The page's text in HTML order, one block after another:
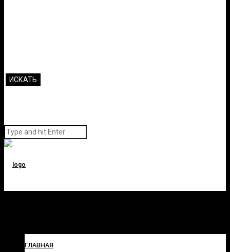
ГЛАВНАЯ
стоимость перевозки